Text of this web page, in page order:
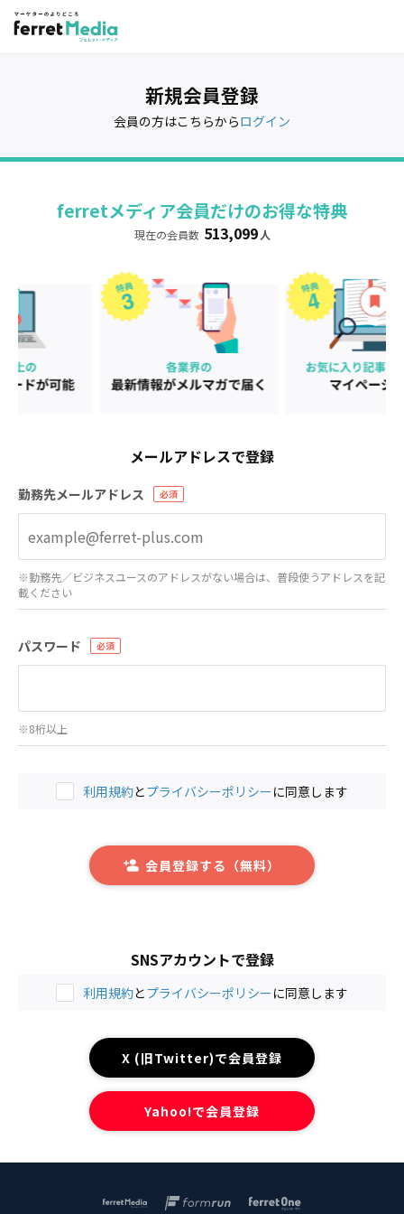
新規会員登録
会員の方はこちらからログイン
ferretメディア会員だけのお得な特典
現在の会員数 513,099 人
SNSアカウントで登録
利用規約とプライバシーポリシーに同意します
X (旧Twitter)で会員登録
Yahoo!で会員登録
メールアドレスで登録
勤務先メールアドレス
※勤務先／ビジネスユースのアドレスがない場合は、普段使うアドレスを記
載ください
パスワード
※8桁以上
利用規約とプライバシーポリシーに同意します
会員登録する（無料）